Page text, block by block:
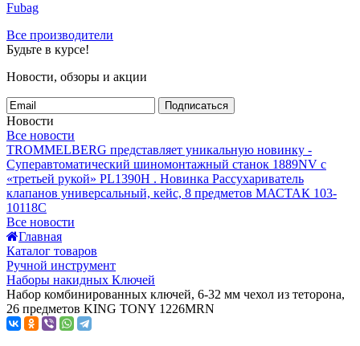
Fubag
Все производители
Будьте в курсе!
Новости, обзоры и акции
Подписаться
Новости
Все новости
TROMMELBERG представляет уникальную новинку -
Суперавтоматический шиномонтажный станок 1889NV с
«третьей рукой» PL1390H . Новинка Рассухариватель
клапанов универсальный, кейс, 8 предметов МАСТАК 103-
10118C
Все новости
Главная
Каталог товаров
Ручной инструмент
Наборы накидных Ключей
Набор комбинированных ключей, 6-32 мм чехол из теторона,
26 предметов KING TONY 1226MRN